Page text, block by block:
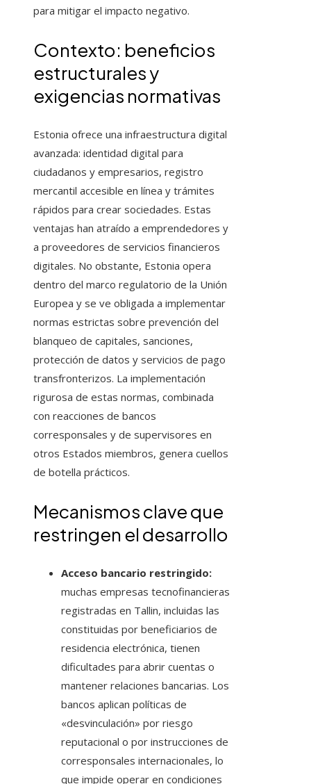
para mitigar el impacto negativo.
Contexto: beneficios
estructurales y
exigencias normativas
Estonia ofrece una infraestructura digital
avanzada: identidad digital para
ciudadanos y empresarios, registro
mercantil accesible en línea y trámites
rápidos para crear sociedades. Estas
ventajas han atraído a emprendedores y
a proveedores de servicios financieros
digitales. No obstante, Estonia opera
dentro del marco regulatorio de la Unión
Europea y se ve obligada a implementar
normas estrictas sobre prevención del
blanqueo de capitales, sanciones,
protección de datos y servicios de pago
transfronterizos. La implementación
rigurosa de estas normas, combinada
con reacciones de bancos
corresponsales y de supervisores en
otros Estados miembros, genera cuellos
de botella prácticos.
Mecanismos clave que
restringen el desarrollo
Acceso bancario restringido:
muchas empresas tecnofinancieras
registradas en Tallin, incluidas las
constituidas por beneficiarios de
residencia electrónica, tienen
dificultades para abrir cuentas o
mantener relaciones bancarias. Los
bancos aplican políticas de
«desvinculación» por riesgo
reputacional o por instrucciones de
corresponsales internacionales, lo
que impide operar en condiciones